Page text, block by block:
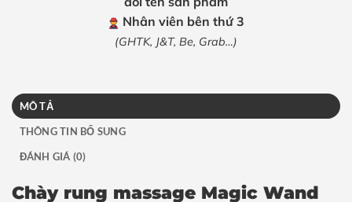
Nhân viên bên thứ 3
(GHTK, J&T, Be, Grab…)
MÔ TẢ
THÔNG TIN BỔ SUNG
ĐÁNH GIÁ (0)
Chày rung massage Magic Wand